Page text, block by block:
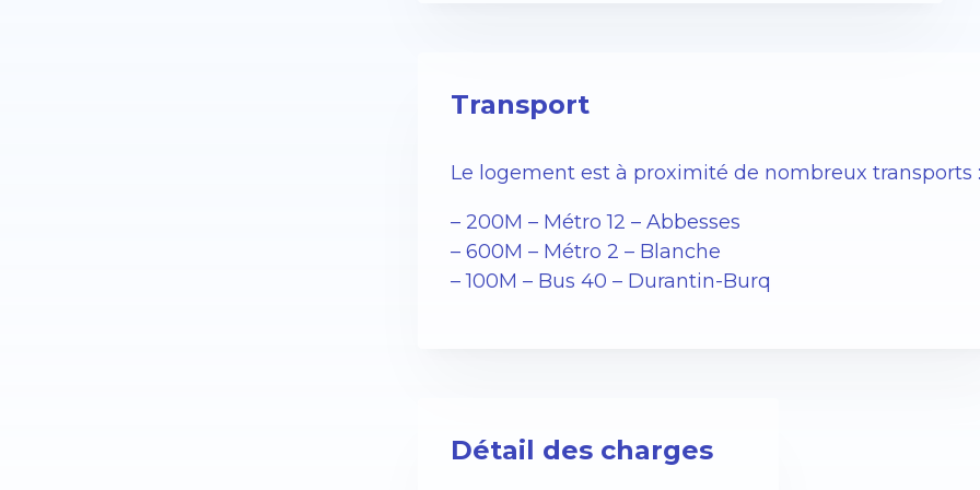
Transport
Le logement est à proximité de nombreux transports :
– 200M – Métro 12 – Abbesses
– 600M – Métro 2 – Blanche
– 100M – Bus 40 – Durantin-Burq
Détail des charges